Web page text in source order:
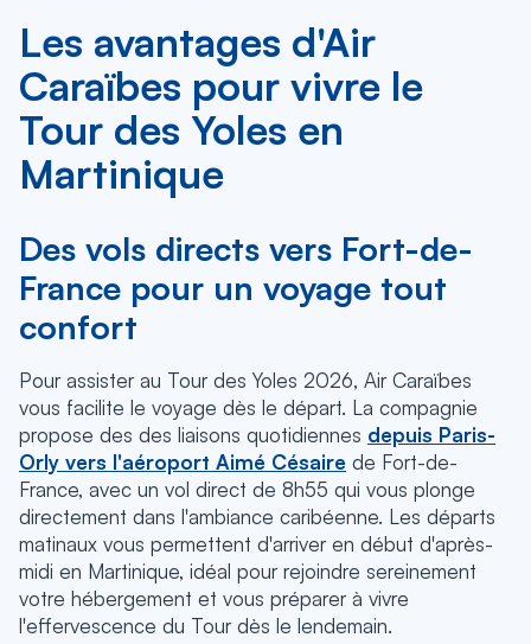
Les avantages d'Air
Caraïbes pour vivre le
Tour des Yoles en
Martinique
Des vols directs vers Fort-de-
France pour un voyage tout
confort
Pour assister au Tour des Yoles 2026, Air Caraïbes
vous facilite le voyage dès le départ. La compagnie
propose des des liaisons quotidiennes depuis Paris-
Orly vers l'aéroport Aimé Césaire de Fort-de-
France, avec un vol direct de 8h55 qui vous plonge
directement dans l'ambiance caribéenne. Les départs
matinaux vous permettent d'arriver en début d'après-
midi en Martinique, idéal pour rejoindre sereinement
votre hébergement et vous préparer à vivre
l'effervescence du Tour dès le lendemain.